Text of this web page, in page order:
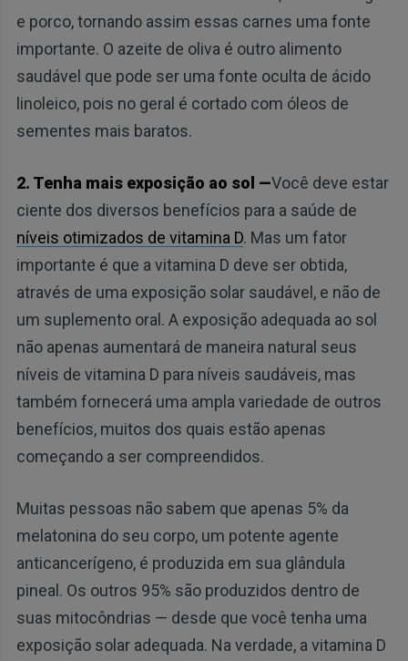
e porco, tornando assim essas carnes uma fonte
importante. O azeite de oliva é outro alimento
saudável que pode ser uma fonte oculta de ácido
linoleico, pois no geral é cortado com óleos de
sementes mais baratos.
2. Tenha mais exposição ao sol —Você deve estar
ciente dos diversos benefícios para a saúde de
níveis otimizados de vitamina D. Mas um fator
importante é que a vitamina D deve ser obtida,
através de uma exposição solar saudável, e não de
um suplemento oral. A exposição adequada ao sol
não apenas aumentará de maneira natural seus
níveis de vitamina D para níveis saudáveis, mas
também fornecerá uma ampla variedade de outros
benefícios, muitos dos quais estão apenas
começando a ser compreendidos.
Muitas pessoas não sabem que apenas 5% da
melatonina do seu corpo, um potente agente
anticancerígeno, é produzida em sua glândula
pineal. Os outros 95% são produzidos dentro de
suas mitocôndrias — desde que você tenha uma
exposição solar adequada. Na verdade, a vitamina D